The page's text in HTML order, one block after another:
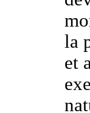
la
et